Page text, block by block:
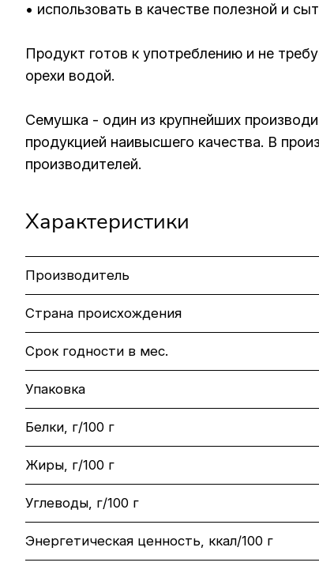
• использовать в качестве полезной и
Продукт готов к употреблению и не
орехи водой.
Семушка - один из крупнейших
продукцией наивысшего качества. В
производителей.
Характеристики
Производитель
Страна происхождения
Срок годности в мес.
Упаковка
Белки, г/100 г
Жиры, г/100 г
Углеводы, г/100 г
Энергетическая ценность, ккал/100 г